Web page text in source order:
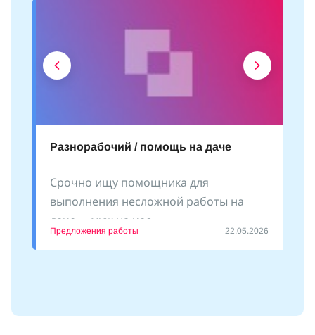
Разнорабочий / помощь на даче
Срочно ищу помощника для
выполнения несложной работы на
даче - «муж на час»
Предложения работы 22.05.2026